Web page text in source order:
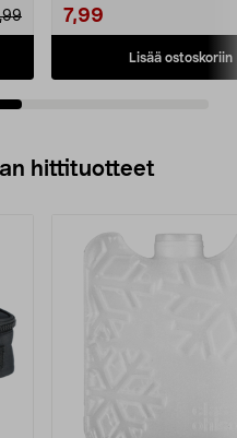
7,99
Lisää ostoskoriin
hittituotteet